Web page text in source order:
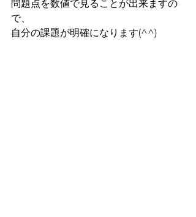
問題点を数値で見ることが出来ますの
で、
自分の課題が明確になります(^^)